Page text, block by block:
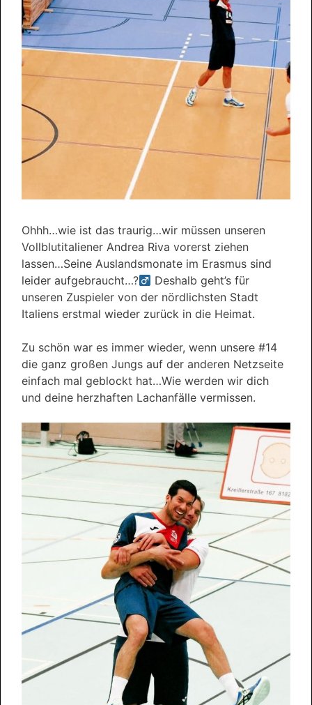
Ohhh…wie ist das traurig…wir müssen unseren
Vollblutitaliener Andrea Riva vorerst ziehen
lassen…Seine Auslandsmonate im Erasmus sind
leider aufgebraucht…?‍
Deshalb geht’s für
unseren Zuspieler von der nördlichsten Stadt
Italiens erstmal wieder zurück in die Heimat.
Zu schön war es immer wieder, wenn unsere #14
die ganz großen Jungs auf der anderen Netzseite
einfach mal geblockt hat…Wie werden wir dich
und deine herzhaften Lachanfälle vermissen.